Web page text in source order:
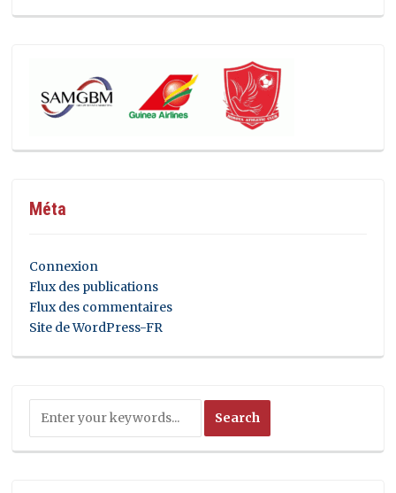
Méta
Connexion
Flux des publications
Flux des commentaires
Site de WordPress-FR